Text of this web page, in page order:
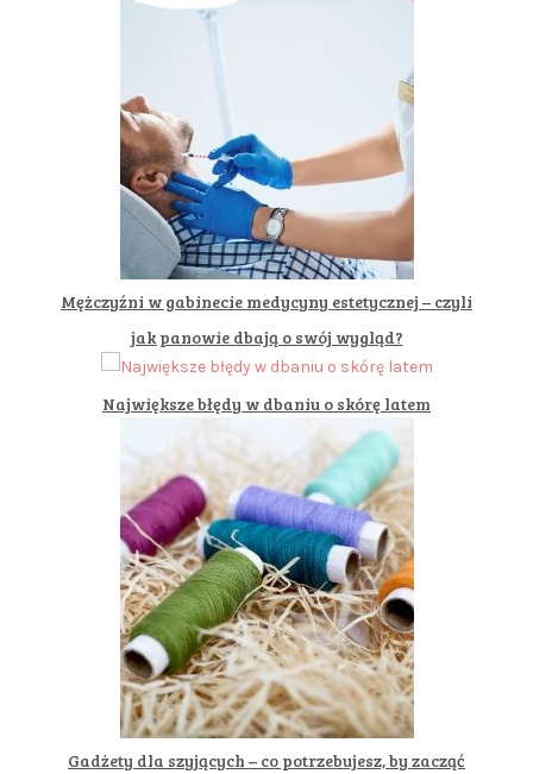
Mężczyźni w gabinecie medycyny estetycznej – czyli
jak panowie dbają o swój wygląd?
Największe błędy w dbaniu o skórę latem
Gadżety dla szyjących – co potrzebujesz, by zacząć